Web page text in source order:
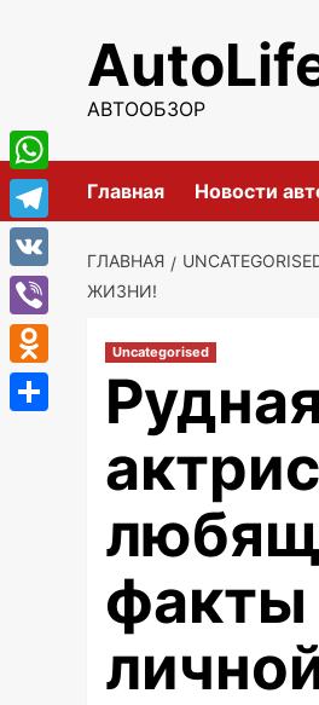
содержимому
АВТООБЗОР
Главная Новости
ГЛАВНАЯ
ЖИЗНИ!
Uncategorised
факты
WhatsApp
Telegram
VK
Viber
Odnoklassniki
Отправить